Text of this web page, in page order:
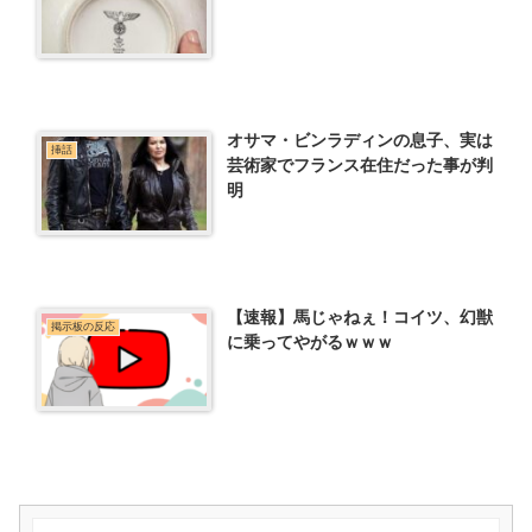
挿話
オサマ・ビンラディンの息子、実は
芸術家でフランス在住だった事が判
明
掲示板の反応
【速報】馬じゃねぇ！コイツ、幻獣
に乗ってやがるｗｗｗ